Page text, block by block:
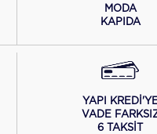
MODA
KAPIDA
YAPI
VADE
6 TAKSİT